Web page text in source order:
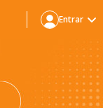
Entrar